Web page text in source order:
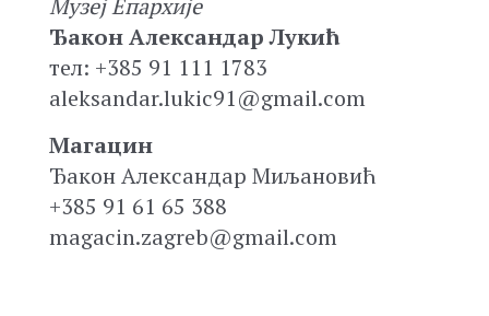
Музеј Епархије
Ђакон Александар Лукић
тел: +385 91 111 1783
aleksandar.lukic91@gmail.com
Магацин
Ђакон Александар Миљановић
+385 91 61 65 388
magacin.zagreb@gmail.com